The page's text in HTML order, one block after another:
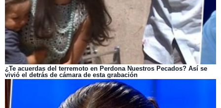
¿Te acuerdas del terremoto en Perdona Nuestros Pecados? Así se
vivió el detrás de cámara de esta grabación